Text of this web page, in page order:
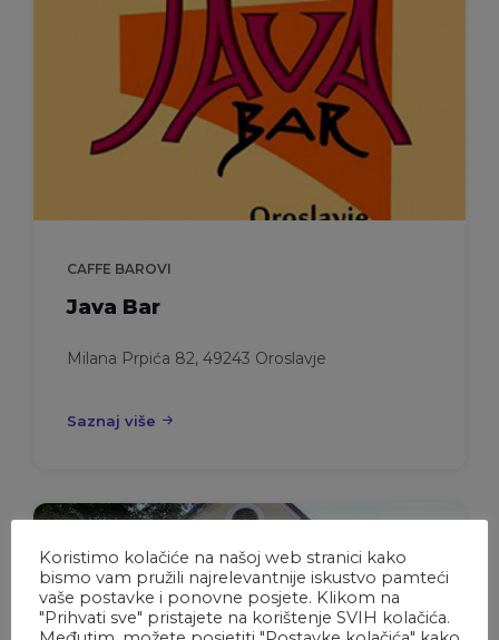
CAFFE BAROVI
Java Bar
Milana Prpića 82, 49243 Oroslavje
Saznaj više
Koristimo kolačiće na našoj web stranici kako
bismo vam pružili najrelevantnije iskustvo pamteći
vaše postavke i ponovne posjete. Klikom na
"Prihvati sve" pristajete na korištenje SVIH kolačića.